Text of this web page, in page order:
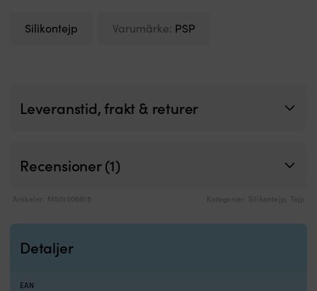
Silikontejp Varumärke: PSP
Leveranstid, frakt & returer
Recensioner (1)
Artikelnr: M501006618 Kategorier: Silikontejp Tejp
Detaljer
EAN